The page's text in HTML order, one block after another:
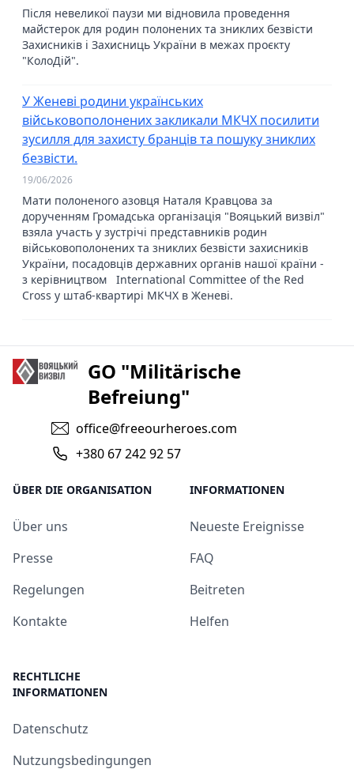
Після невеликої паузи ми відновила проведення
майстерок для родин полонених та зниклих безвісти
Захисників і Захисниць України в межах проєкту
"КолоДій".
У Женеві родини українських
військовополонених закликали МКЧХ посилити
зусилля для захисту бранців та пошуку зниклих
безвісти.
19/06/2026
Мати полоненого азовця Наталя Кравцова за
дорученням Громадська організація "Вояцький визвіл"
взяла участь у зустрічі представників родин
військовополонених та зниклих безвісти захисників
України, посадовців державних органів нашої країни -
з керівництвом International Committee of the Red
Cross у штаб-квартирі МКЧХ в Женеві.
GO "Militärische
Befreiung"
office@freeourheroes.com
+380 67 242 92 57
ÜBER DIE ORGANISATION
Über uns
Presse
Regelungen
Kontakte
INFORMATIONEN
Neueste Ereignisse
FAQ
Beitreten
Helfen
RECHTLICHE
INFORMATIONEN
Datenschutz
Nutzungsbedingungen